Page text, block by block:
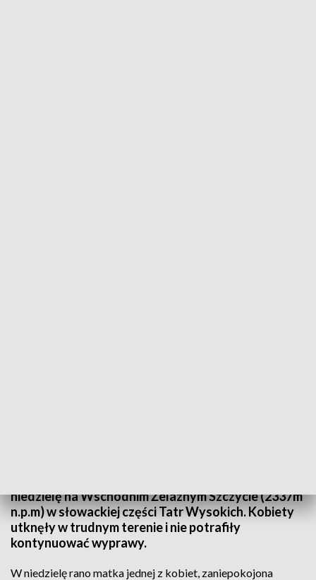
niedzielę na Wschodnim Żelaznym Szczycie (2337m
n.p.m) w słowackiej części Tatr Wysokich. Kobiety
utknęły w trudnym terenie i nie potrafiły
kontynuować wyprawy.
W niedzielę rano matka jednej z kobiet, zaniepokojona